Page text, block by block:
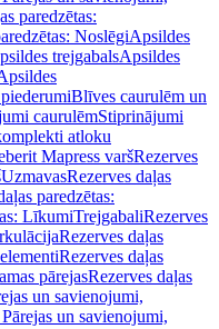
paredzētas:
NoslēgiApsildes
trejgabalsApsildes
Blīves caurulēm un
caurulēmStiprinājumi
atloku
Mapress varšRezerves
UzmavasRezerves daļas
paredzētas:
LīkumiTrejgabaliRezerves
Rezerves daļas
Rezerves daļas
pārejasRezerves daļas
un savienojumi,
un savienojumi,